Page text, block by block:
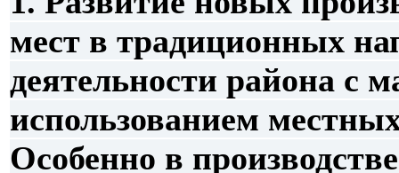
мест в традиционных
деятельности района с
использованием
Особенно в